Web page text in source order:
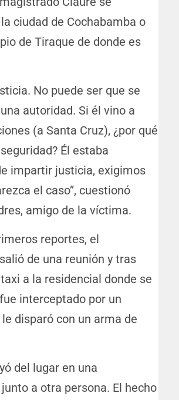
ciudad de Cochabamba o
de Tiraque de donde es
No puede ser que se
autoridad. Si él vino a
(a Santa Cruz), ¿por qué
Él estaba
impartir justicia, exigimos
el caso”, cuestionó
amigo de la víctima.
reportes, el
de una reunión y tras
a la residencial donde se
interceptado por un
disparó con un arma de
del lugar en una
a otra persona. El hecho